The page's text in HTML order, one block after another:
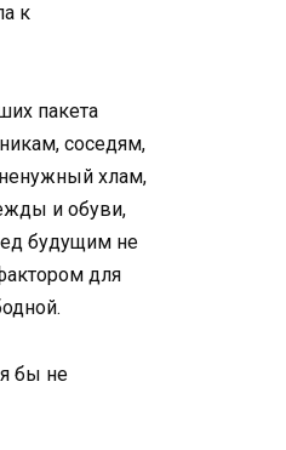
к
пакета
соседям,
хлам,
и обуви,
будущим не
для
бы не